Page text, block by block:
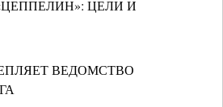
ЦЕЛИ И
ВЕДОМСТВО